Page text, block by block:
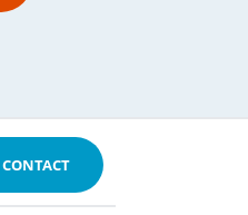
CONTACT